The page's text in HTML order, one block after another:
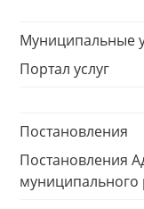
Муниципальные
Портал услуг
Постановления
Постановления
муниципального